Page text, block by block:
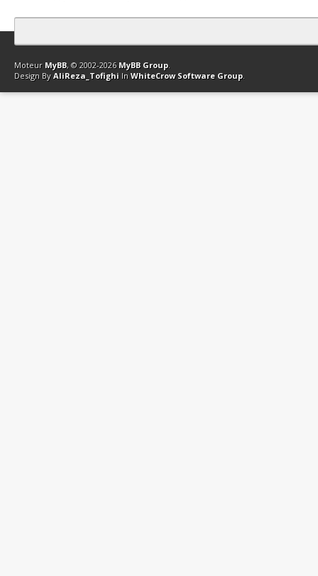
Contact Club Affiliation Retourner en haut Version bas-débit
Moteur MyBB, © 2002-2026 MyBB Group.
Design By AliReza_Tofighi In WhiteCrow Software Group.